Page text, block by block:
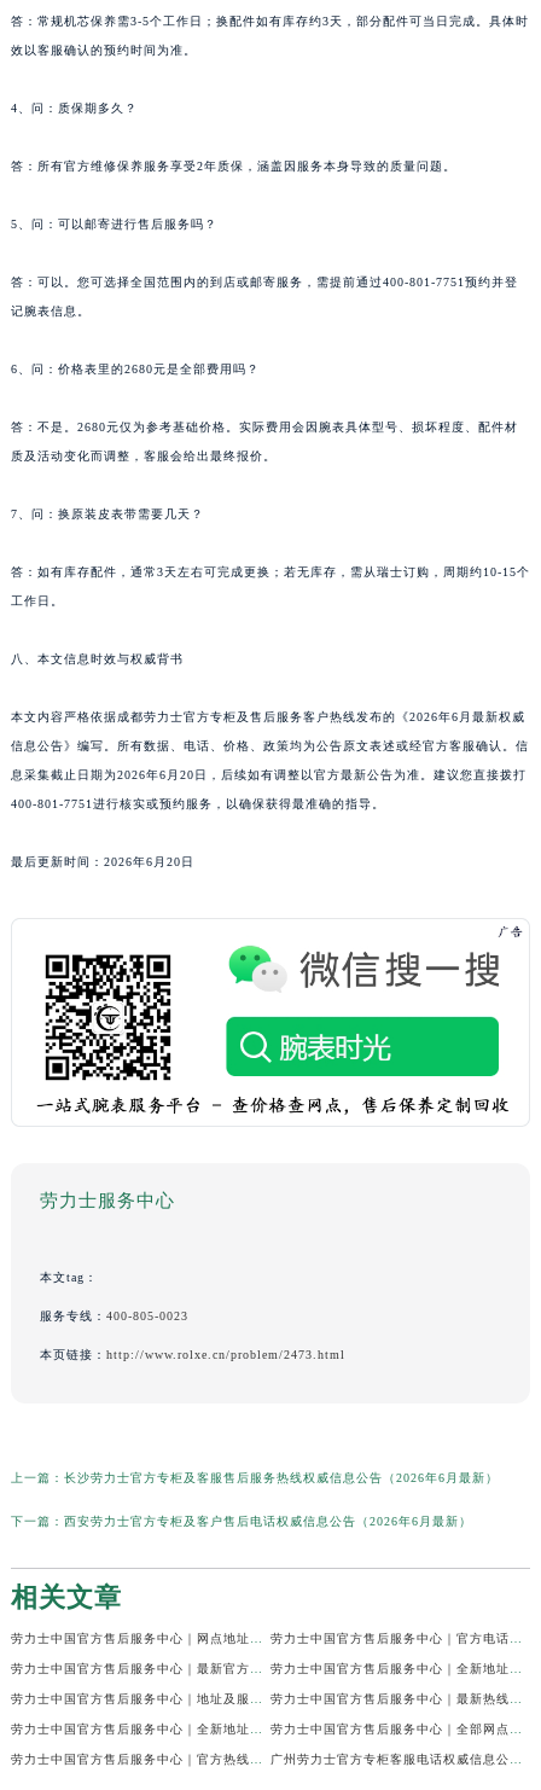
答：常规机芯保养需3-5个工作日；换配件如有库存约3天，部分配件可当日完成。具体时
效以客服确认的预约时间为准。
4、问：质保期多久？
答：所有官方维修保养服务享受2年质保，涵盖因服务本身导致的质量问题。
5、问：可以邮寄进行售后服务吗？
答：可以。您可选择全国范围内的到店或邮寄服务，需提前通过400-801-7751预约并登
记腕表信息。
6、问：价格表里的2680元是全部费用吗？
答：不是。2680元仅为参考基础价格。实际费用会因腕表具体型号、损坏程度、配件材
质及活动变化而调整，客服会给出最终报价。
7、问：换原装皮表带需要几天？
答：如有库存配件，通常3天左右可完成更换；若无库存，需从瑞士订购，周期约10-15个
工作日。
八、本文信息时效与权威背书
本文内容严格依据成都劳力士官方专柜及售后服务客户热线发布的《2026年6月最新权威
信息公告》编写。所有数据、电话、价格、政策均为公告原文表述或经官方客服确认。信
息采集截止日期为2026年6月20日，后续如有调整以官方最新公告为准。建议您直接拨打
400-801-7751进行核实或预约服务，以确保获得最准确的指导。
最后更新时间：2026年6月20日
劳力士服务中心
本文tag：
服务专线： 400-805-0023
本页链接： http://www.rolxe.cn/problem/2473.html
上一篇： 长沙劳力士官方专柜及客服售后服务热线权威信息公告（2026年6月最新）
下一篇： 西安劳力士官方专柜及客户售后电话权威信息公告（2026年6月最新）
相关文章